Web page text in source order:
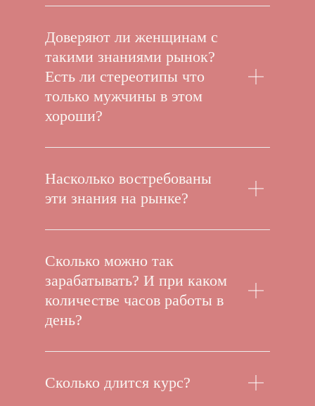
Доверяют ли женщинам с
такими знаниями рынок?
Есть ли стереотипы что
только мужчины в этом
хороши?
Насколько востребованы
эти знания на рынке?
Сколько можно так
зарабатывать? И при каком
количестве часов работы в
день?
Сколько длится курс?